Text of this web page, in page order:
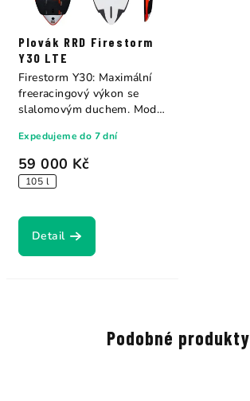
Plovák RRD Firestorm
Y30 LTE
59 000 Kč
105 l
Expedujeme do 7 dní
Detail
Firestorm Y30: Maximální
freeracingový výkon se
slalomovým duchem. Model
Podobné produkty